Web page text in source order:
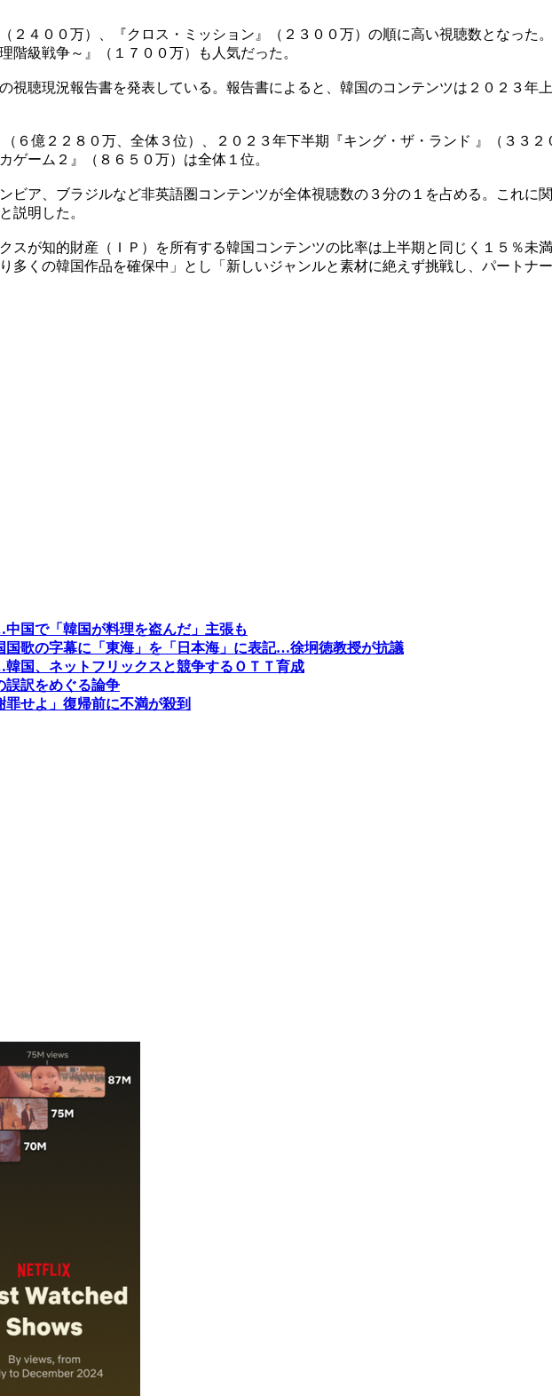
４００万）、『クロス・ミッション』（２３００万）の順に高い視聴数となった
階級戦争～』（１７００万）も人気だった。
視聴現況報告書を発表している。報告書によると、韓国のコンテンツは２０２３年
６億２２８０万、全体３位）、２０２３年下半期『キング・ザ・ランド 』（３３
ゲーム２』（８６５０万）は全体１位。
ビア、ブラジルなど非英語圏コンテンツが全体視聴数の３分の１を占める。これに
説明した。
スが知的財産（ＩＰ）を所有する韓国コンテンツの比率は上半期と同じく１５％未
多くの韓国作品を確保中」とし「新しいジャンルと素材に絶えず挑戦し、パートナ
国で「韓国が料理を盗んだ」主張も
歌の字幕に「東海」を「日本海」に表記…徐坰徳教授が抗議
国、ネットフリックスと競争するＯＴＴ育成
訳をめぐる論争
せよ」復帰前に不満が殺到